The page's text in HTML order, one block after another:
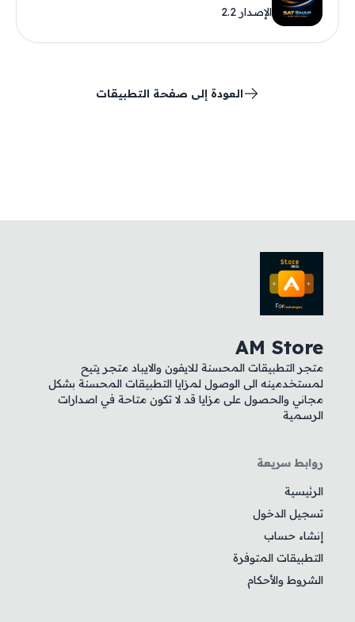
الإصدار 2.2
العودة إلى صفحة التطبيقات
AM Store
متجر التطبيقات المحسنة للايفون والايباد متجر يتيح
لمستخدمينه الى الوصول لمزايا التطبيقات المحسنة بشكل
مجاني والحصول على مزايا قد لا تكون متاحة في اصدارات
الرسمية
روابط سريعة
الرئيسية
تسجيل الدخول
إنشاء حساب
التطبيقات المتوفرة
الشروط والأحكام